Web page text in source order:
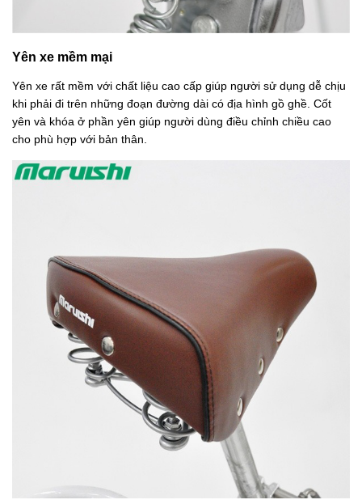
Yên xe mềm mại
Yên xe rất mềm với chất liệu cao cấp giúp người sử dụng dễ chịu
khi phải đi trên những đoạn đường dài có địa hình gồ ghề. Cốt
yên và khóa ở phần yên giúp người dùng điều chỉnh chiều cao
cho phù hợp với bản thân.